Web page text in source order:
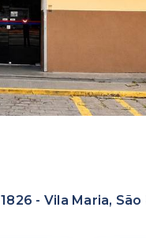
- Vila Maria, São